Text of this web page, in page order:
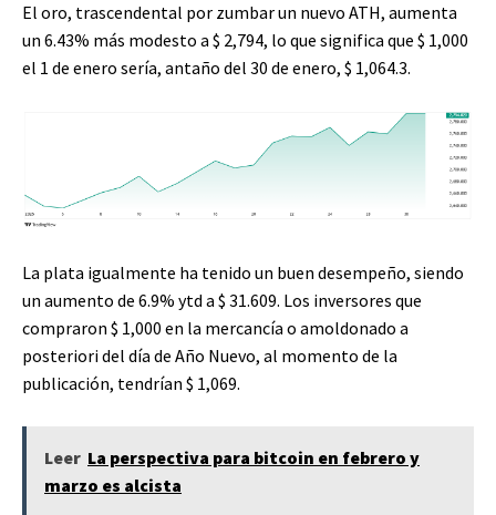
El oro, trascendental por zumbar un nuevo ATH, aumenta
un 6.43% más modesto a $ 2,794, lo que significa que $ 1,000
el 1 de enero sería, antaño del 30 de enero, $ 1,064.3.
La plata igualmente ha tenido un buen desempeño, siendo
un aumento de 6.9% ytd a $ 31.609. Los inversores que
compraron $ 1,000 en la mercancía o amoldonado a
posteriori del día de Año Nuevo, al momento de la
publicación, tendrían $ 1,069.
Leer La perspectiva para bitcoin en febrero y
marzo es alcista